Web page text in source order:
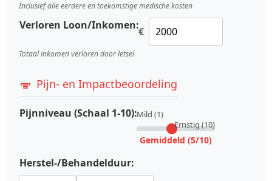
Inclusief alle eerdere en toekomstige medische kosten
Verloren Loon/Inkomen:€
Totaal inkomen verloren door letsel
Pijn- en Impactbeoordeling
Pijnniveau (Schaal 1-10):Mild (1)
Ernstig (10)
Gemiddeld (5/10)
Herstel-/Behandelduur: